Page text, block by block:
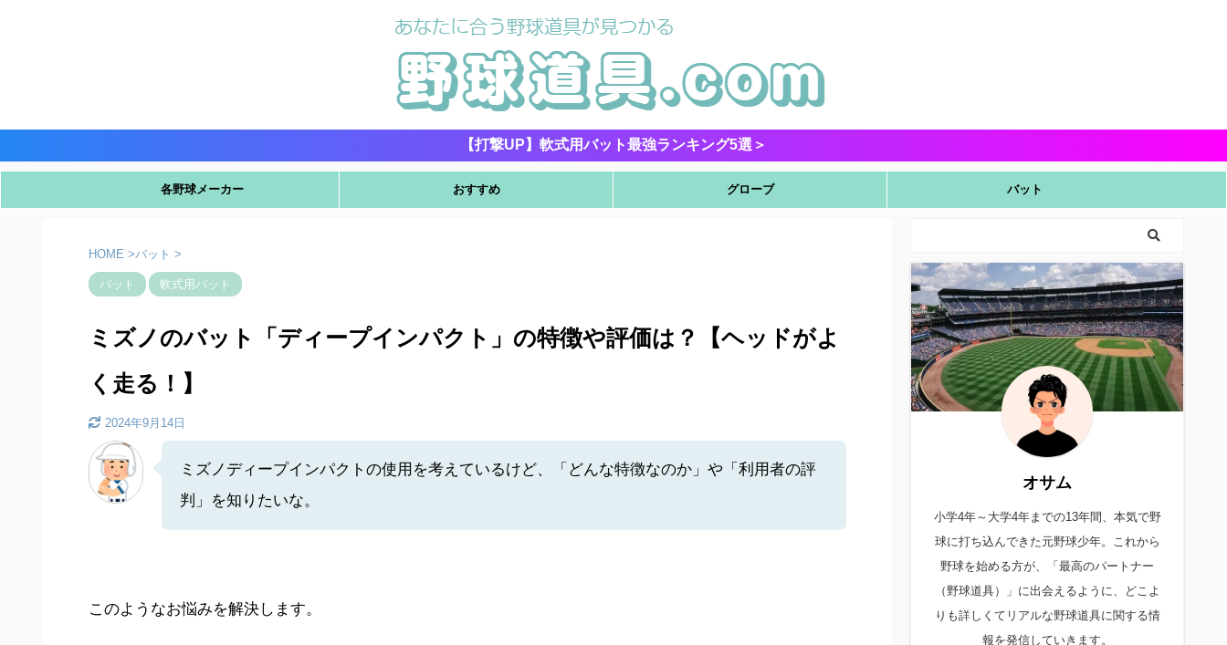
【打撃UP】軟式用バット最強ランキング5選＞
各野球メーカー おすすめ グローブ バット
HOME >バット >
バット 軟式用バット
ミズノのバット「ディープインパクト」の特徴や評価は？【ヘッドがよ
く走る！】
2024年9月14日
ミズノディープインパクトの使用を考えているけど、「どんな特徴なのか」や「利用者の評
判」を知りたいな。
このようなお悩みを解決します。
オサム
小学4年～大学4年までの13年間、本気で野
球に打ち込んできた元野球少年。これから
野球を始める方が、「最高のパートナー
（野球道具）」に出会えるように、どこよ
りも詳しくてリアルな野球道具に関する情
報を発信していきます。